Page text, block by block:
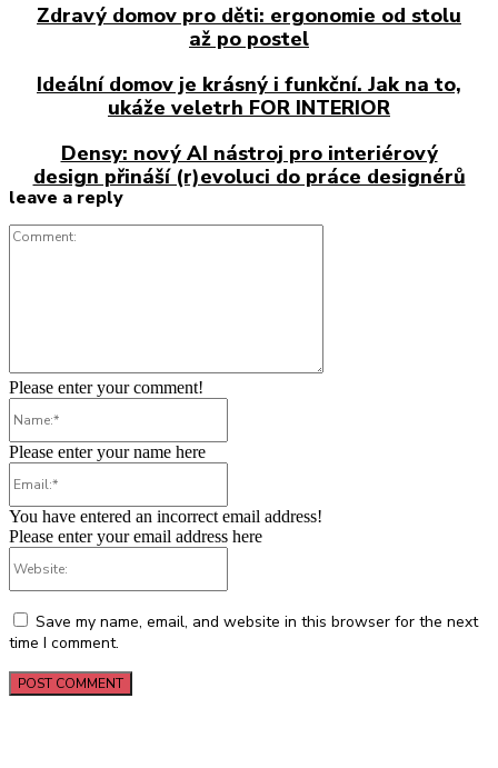
Zdravý domov pro děti: ergonomie od stolu
až po postel
Ideální domov je krásný i funkční. Jak na to,
ukáže veletrh FOR INTERIOR
Densy: nový AI nástroj pro interiérový
design přináší (r)evoluci do práce designérů
leave a reply
Please enter your comment!
Please enter your name here
You have entered an incorrect email address!
Please enter your email address here
Save my name, email, and website in this browser for the next
time I comment.